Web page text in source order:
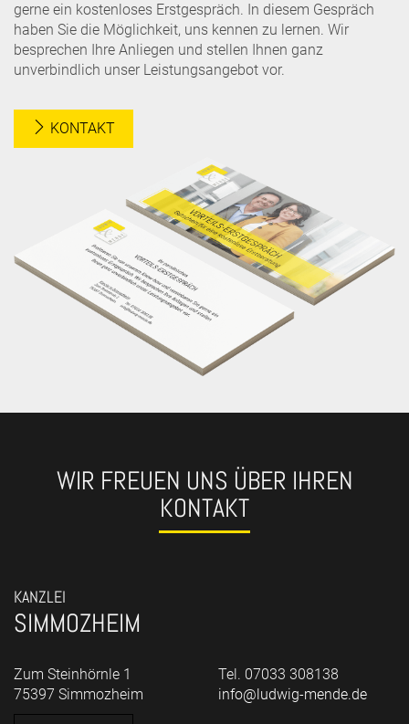
gerne ein kostenloses Erstgespräch. In diesem Gespräch
haben Sie die Möglichkeit, uns kennen zu lernen. Wir
besprechen Ihre Anliegen und stellen Ihnen ganz
unverbindlich unser Leistungsangebot vor.
KONTAKT
WIR FREUEN UNS ÜBER IHREN
KONTAKT
KANZLEI
SIMMOZHEIM
Zum Steinhörnle 1
75397 Simmozheim
Tel. 07033 308138
info@ludwig-mende.de